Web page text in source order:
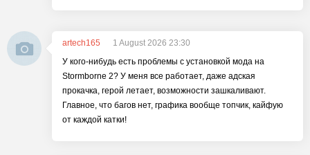
artech165
1 August 2026 23:30
У кого-нибудь есть проблемы с установкой мода на
Stormborne 2? У меня все работает, даже адская
прокачка, герой летает, возможности зашкаливают.
Главное, что багов нет, графика вообще топчик, кайфую
от каждой катки!